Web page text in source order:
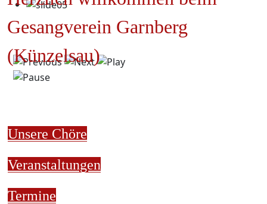
Gesangverein Garnberg
(Künzelsau)
Unsere Chöre
Veranstaltungen
Termine